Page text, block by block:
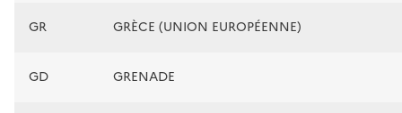
GR GRÈCE (UNION EUROPÉENNE)
GD GRENADE